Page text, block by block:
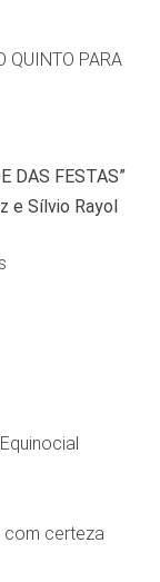
QUINTO PARA
DAS FESTAS”
e Sílvio Rayol
com certeza